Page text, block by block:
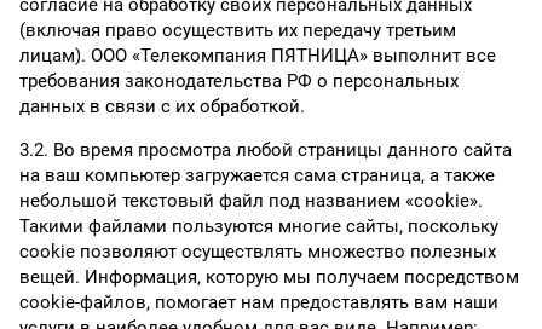
согласие на обработку своих персональных данных
(включая право осуществить их передачу третьим
лицам). ООО «Телекомпания ПЯТНИЦА» выполнит все
требования законодательства РФ о персональных
данных в связи с их обработкой.
3.2. Во время просмотра любой страницы данного сайта
на ваш компьютер загружается сама страница, а также
небольшой текстовый файл под названием «cookie».
Такими файлами пользуются многие сайты, поскольку
cookie позволяют осуществлять множество полезных
вещей. Информация, которую мы получаем посредством
cookie-файлов, помогает нам предоставлять вам наши